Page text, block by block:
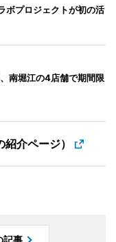
ボプロジェクトが初の活
南堀江の4店舗で期間限
介ページ）
記事